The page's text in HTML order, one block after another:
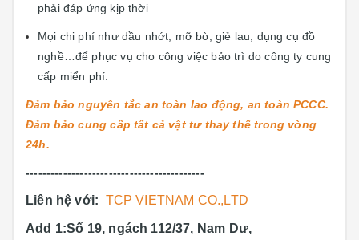
phải đáp ứng kịp thời
Mọi chi phí như dầu nhớt, mỡ bò, giẻ lau, dụng cụ đồ
nghề…để phục vụ cho công việc bảo trì do công ty cung
cấp miển phí.
Đảm bảo nguyên tắc an toàn lao động, an toàn PCCC.
Đảm bảo cung cấp tất cả vật tư thay thế trong vòng
24h.
-------------------------------------------
Liên hệ với: TCP VIETNAM CO.,LTD
Add 1:Số 19, ngách 112/37, Nam Dư,